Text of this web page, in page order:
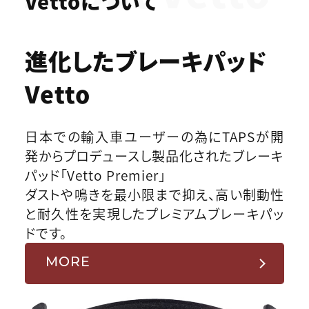
進化したブレーキパッド
Vetto
日本での輸入車ユーザーの為にTAPSが開
発からプロデュースし製品化されたブレーキ
パッド「Vetto Premier」
ダストや鳴きを最小限まで抑え、高い制動性
と耐久性を実現したプレミアムブレーキパッ
ドです。
MORE